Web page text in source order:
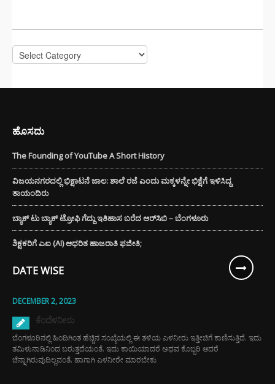
Categories
ಹೊಸದು
The Founding of YouTube A Short History
ವಿಜಯನಗರದಲ್ಲಿ ಭಿಕ್ಷಾಟನೆ ಜಾಲ: ಶಾಲೆ ರಜೆ ಎಂದು ಮಕ್ಕಳನ್ನೇ ಭಿಕ್ಷೆಗೆ ಇಳಿಸಿದ್ದ
ತಾಯಂದಿರು
ಬ್ಯಾಕ್ ಟು ಬ್ಯಾಕ್ ಟ್ರೋಫಿ ಗೆದ್ದು ಇತಿಹಾಸ ಬರೆದ ಆರ್‌ಸಿಬಿ – ಬೆಂಗಳೂರು
ಶಿಕ್ಷಕರಿಗೆ ಎಐ (AI) ಆಧರಿತ ಹಾಜರಾತಿ ಫಜೀತಿ;
DATE WISE
DECEMBER 2, 2023
ಕೆಂದೆಳನೀರು
ಬೆಂಗಳೂರಿನಲ್ಲಿ ಹಿಂದಿಗಿಂತ ಹೆಚ್ಚಿನ ಸಂಖ್ಯೆಯಲ್ಲಿ ಈ ತಳಿಯ ಎಳನೀರು ಇತ್ತೀಚಿಗೆ ಕಾಣಿಸುತ್ತಿದೆ. ಇದು
ತಮಿಳುನಾಡಿನಿಂದ ಬರುತ್ತದೆಯಂತೆ. ಇದು ಕಾಯಿಯಾದರೆ ಅಥವ ಕೊಬ್ಬರಿ ಆದರೆ
ಚೆನ್ನಾಗಿರುವುದಿಲ್ಲವಂತೆ. ಹಾಗಾಗಿ ಎಳನೀರೇ ಮಾರಬೇಕು